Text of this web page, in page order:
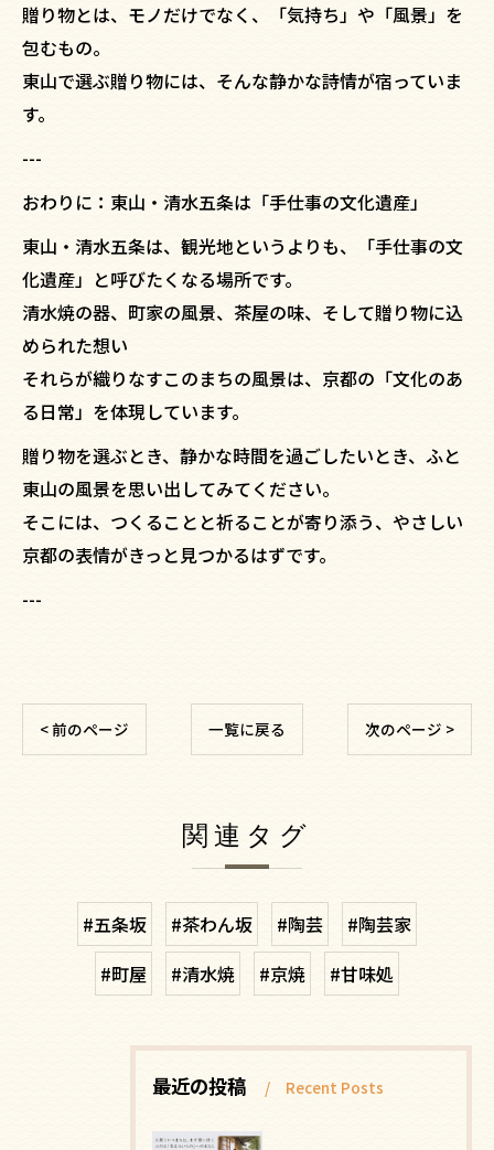
贈り物とは、モノだけでなく、「気持ち」や「風景」を
包むもの。
東山で選ぶ贈り物には、そんな静かな詩情が宿っていま
す。
---
おわりに：東山・清水五条は「手仕事の文化遺産」
東山・清水五条は、観光地というよりも、「手仕事の文
化遺産」と呼びたくなる場所です。
清水焼の器、町家の風景、茶屋の味、そして贈り物に込
められた想い――
それらが織りなすこのまちの風景は、京都の「文化のあ
る日常」を体現しています。
贈り物を選ぶとき、静かな時間を過ごしたいとき、ふと
東山の風景を思い出してみてください。
そこには、つくることと祈ることが寄り添う、やさしい
京都の表情がきっと見つかるはずです。
---
< 前のページ 一覧に戻る 次のページ >
関連タグ
#五条坂 #茶わん坂 #陶芸
#陶芸家
#町屋
#清水焼 #京焼 #甘味処
最近の投稿 Recent Posts